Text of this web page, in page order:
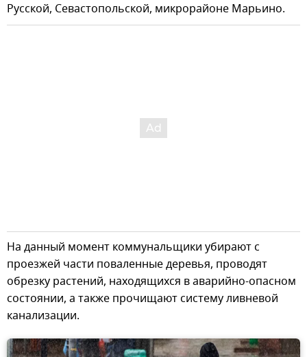
Русской, Севастопольской, микрорайоне Марьино.
На данный момент коммунальщики убирают с
проезжей части поваленные деревья, проводят
обрезку растений, находящихся в аварийно-опасном
состоянии, а также прочищают систему ливневой
канализации.